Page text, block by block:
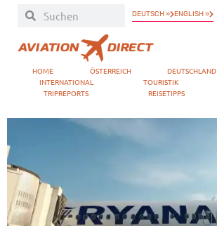
DEUTSCH » ENGLISH »
HOME ÖSTERREICH DEUTSCHLAND
INTERNATIONAL
TOURISTIK
TRIPREPORTS
REISETIPPS